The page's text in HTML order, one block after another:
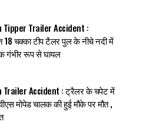
Tipper Trailer Accident :
18 चक्का टीप टैलर पुल के नीचे नदी में
गंभीर रूप से घायल
Trailer Accident : ट्रैलर के चपेट में
मोपेड चालक की हुई मौके पर मौत ,